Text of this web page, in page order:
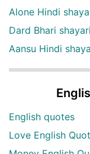
Alone Hindi
Dard Bhari shayari
Aansu Hindi
English quotes
Love English